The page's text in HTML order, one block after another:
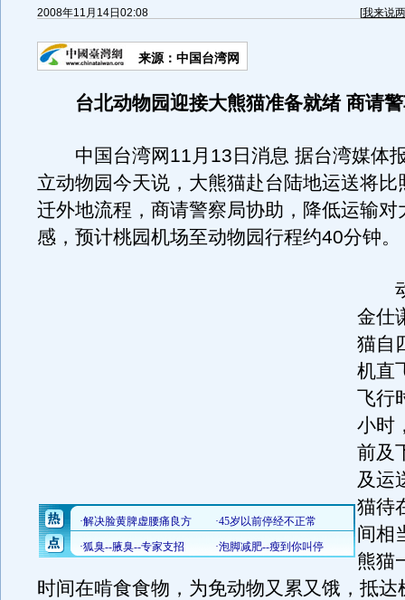
2008年11月14日02:08 [我来说
来源：中国台湾网
台北动物园迎接大熊猫准备就绪 商请警
中国台湾网11月13日消息 据台湾媒体
立动物园今天说，大熊猫赴台陆地运送将比
迁外地流程，商请警察局协助，降低运输对
感，预计桃园机场至动物园行程约40分钟。
动
金仕
猫自
机直
飞行
小时
前及
及运
猫待
间相
熊猫
时间在啃食食物，为免动物又累又饿，抵达